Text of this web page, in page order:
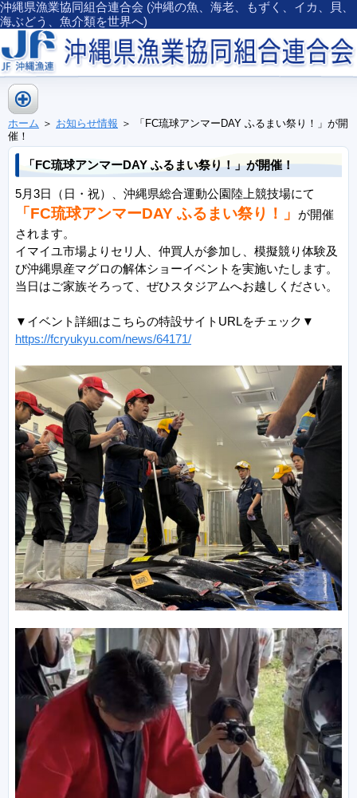
沖縄県漁業協同組合連合会 (沖縄の魚、海老、もずく、イカ、貝、
海ぶどう、魚介類を世界へ)
ホーム ＞ お知らせ情報 ＞ 「FC琉球アンマーDAY ふるまい祭り！」が開
催！
「FC琉球アンマーDAY ふるまい祭り！」が開催！
5月3日（日・祝）、沖縄県総合運動公園陸上競技場にて
「FC琉球アンマーDAY ふるまい祭り！」
が開催
されます。
イマイユ市場よりセリ人、仲買人が参加し、模擬競り体験及
び沖縄県産マグロの解体ショーイベントを実施いたします。
当日はご家族そろって、ぜひスタジアムへお越しください。
▼イベント詳細はこちらの特設サイトURLをチェック▼
https://fcryukyu.com/news/64171/